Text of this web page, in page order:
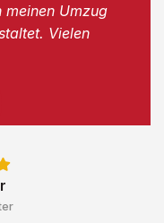
Umzug
Vielen